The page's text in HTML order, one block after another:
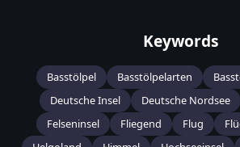
Keywords
Basstölpel Basstölpelarten
Deutsche Insel
Deutsche Nordsee
Felseninsel
Fliegend Flug